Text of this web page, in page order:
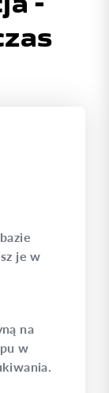
je w
na
w